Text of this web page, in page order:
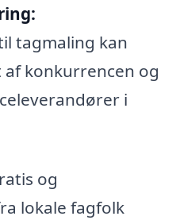
tagmaling kan
konkurrencen og
i
og
lokale fagfolk